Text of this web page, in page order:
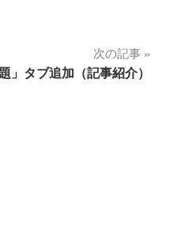
次の記事
」タブ追加（記事紹介）